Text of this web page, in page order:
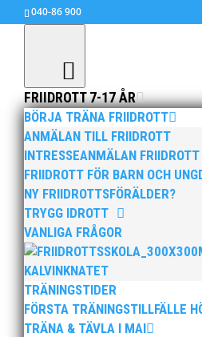
040-86 900
FRIIDROTT 7-17 ÅR
BÖRJA TRÄNA FRIIDROTT
ANMÄLAN TILL FRIIDROTT
INTRESSEANMÄLAN FRIIDROTT
FRIIDROTT FÖR BARN OCH
NY FRIIDROTTSFÖRÄLDER?
TRYGG IDROTT
VANLIGA FRÅGOR
KALVINKNATET
TRÄNINGSTIDER
FÖRSTA TRÄNINGSTILLFÄLLE
TRÄNA & TÄVLA I MAI
Anton
feb 9, 2015|
Det blev tre MAI-
Ekelund